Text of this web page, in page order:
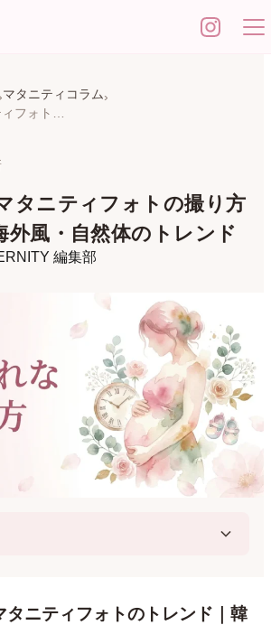
マタニティコラム
タニティフォトの撮り方
外風・自然体のトレンド
編集部
タニティフォトのトレンド｜韓